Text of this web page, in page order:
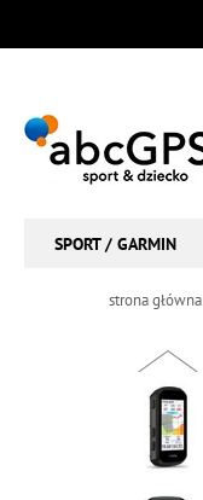
SPORT / GARMIN
strona główna